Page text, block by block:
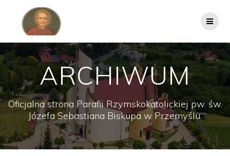
ARCHIWUM
Oficjalna strona Parafii Rzymskokatolickiej pw. św.
Józefa Sebastiana Biskupa w Przemyślu.